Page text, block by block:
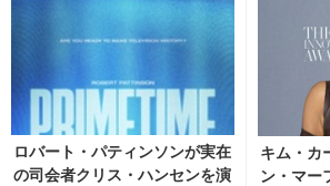
ロバート・パティンソンが実在
の司会者クリス・ハンセンを演
キム・カ
ン・マー